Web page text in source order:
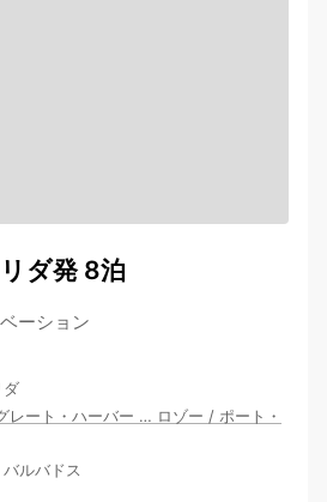
ダ発 8泊
ーション
ダ
レート・ハーバー … ロゾー / ポート・
ルバドス